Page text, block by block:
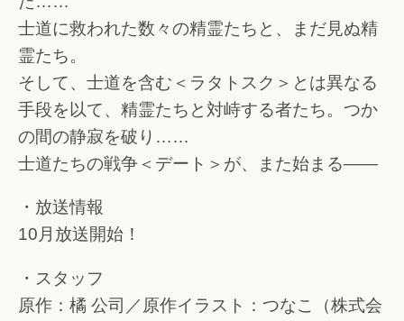
士道に救われた数々の精霊たちと、まだ見ぬ精
霊たち。
そして、士道を含む＜ラタトスク＞とは異なる
手段を以て、精霊たちと対峙する者たち。つか
の間の静寂を破り……
士道たちの戦争＜デート＞が、また始まる――
・放送情報
10月放送開始！
・スタッフ
原作：橘 公司／原作イラスト：つなこ（株式会